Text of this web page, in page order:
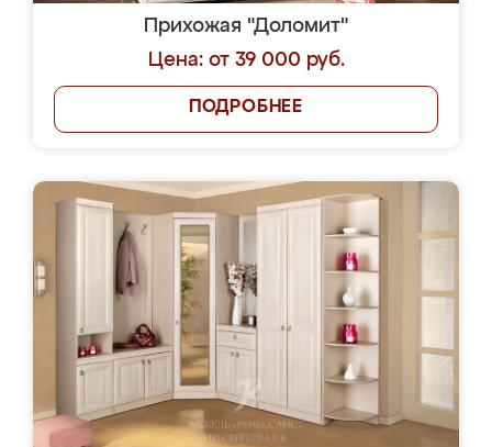
Прихожая "Доломит"
Цена: от 39 000 руб.
ПОДРОБНЕЕ